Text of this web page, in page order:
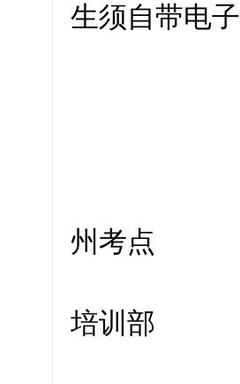
生须自带电
州考点
培训部